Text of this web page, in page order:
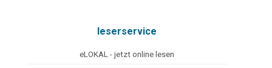
leserservice
eLOKAL - jetzt online lesen